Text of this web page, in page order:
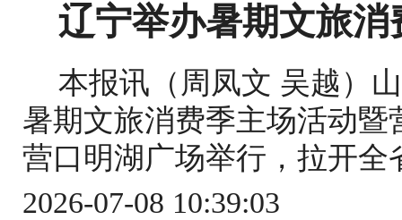
辽宁举办暑期文旅
本报讯（周凤文 吴越）
暑期文旅消费季主场活动
营口明湖广场举行，拉开
2026-07-08 10:39:03